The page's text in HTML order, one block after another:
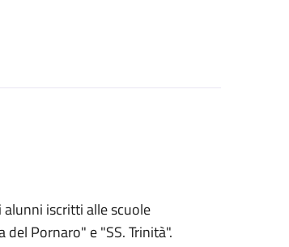
iscritti alle scuole
Pornaro" e "SS. Trinità".